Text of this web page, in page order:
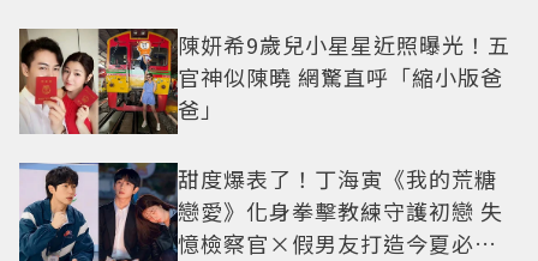
陳妍希9歲兒小星星近照曝光！五
官神似陳曉 網驚直呼「縮小版爸
爸」
甜度爆表了！丁海寅《我的荒糖
戀愛》化身拳擊教練守護初戀 失
憶檢察官×假男友打造今夏必看